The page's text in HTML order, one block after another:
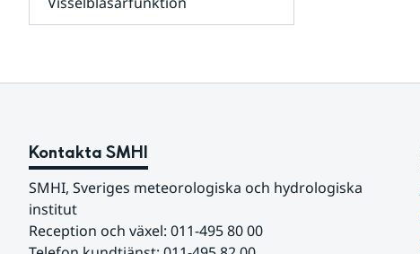
och
för
Kontakta SMHI
SMHI, Sveriges meteorologiska och hydrologiska
institut
Reception och växel: 011-495 80 00